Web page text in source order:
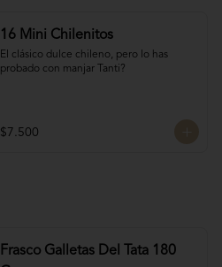
16 Mini Chilenitos
El clásico dulce chileno, pero lo has
probado con manjar Tanti?
$7.500
Frasco Galletas Del Tata 180